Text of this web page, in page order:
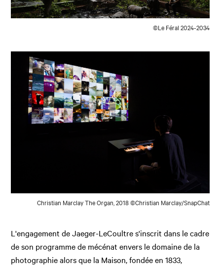
©Le Féral 2024-2034
Christian Marclay The Organ, 2018 ©Christian Marclay/SnapChat
L'engagement de Jaeger-LeCoultre s'inscrit dans le cadre
de son programme de mécénat envers le domaine de la
photographie alors que la Maison, fondée en 1833,